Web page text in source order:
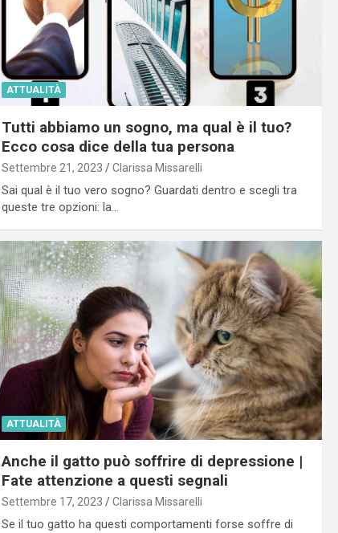
ATTUALITÀ
Tutti abbiamo un sogno, ma qual è il tuo?
Ecco cosa dice della tua persona
Settembre 21, 2023 Clarissa Missarelli
Sai qual è il tuo vero sogno? Guardati dentro e scegli tra
queste tre opzioni: la…
ATTUALITÀ
Anche il gatto può soffrire di depressione |
Fate attenzione a questi segnali
Settembre 17, 2023 Clarissa Missarelli
Se il tuo gatto ha questi comportamenti forse soffre di